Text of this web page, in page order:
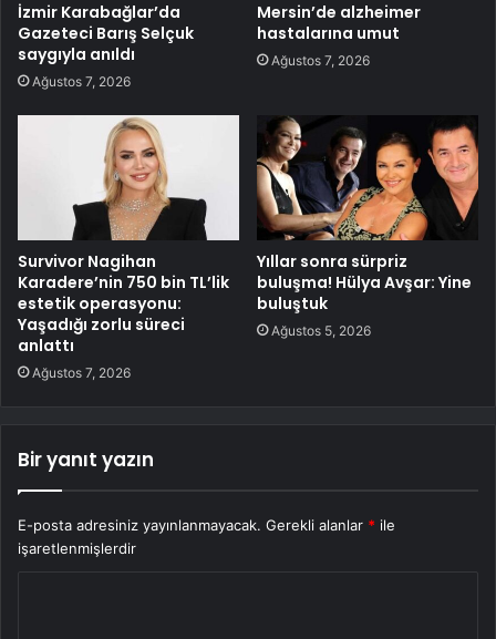
İzmir Karabağlar’da
Gazeteci Barış Selçuk
saygıyla anıldı
Ağustos 7, 2026
Mersin’de alzheimer
hastalarına umut
Ağustos 7, 2026
Survivor Nagihan
Karadere’nin 750 bin TL’lik
estetik operasyonu:
Yaşadığı zorlu süreci
anlattı
Ağustos 7, 2026
Yıllar sonra sürpriz
buluşma! Hülya Avşar: Yine
buluştuk
Ağustos 5, 2026
Bir yanıt yazın
E-posta adresiniz yayınlanmayacak. Gerekli alanlar * ile
işaretlenmişlerdir